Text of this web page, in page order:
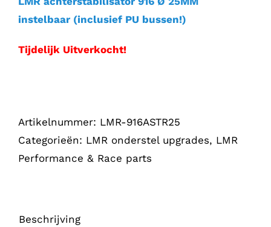
instelbaar (inclusief PU bussen!)
Tijdelijk Uitverkocht!
Artikelnummer: LMR-916ASTR25
Categorieën: LMR onderstel upgrades, LMR
Performance & Race parts
Beschrijving